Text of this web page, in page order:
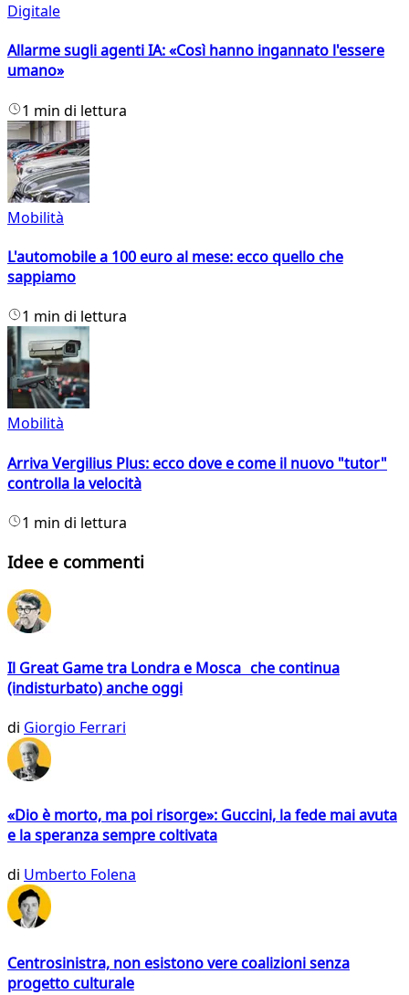
Digitale
Allarme sugli agenti IA: «Così hanno ingannato l'essere
umano»
1 min di lettura
Mobilità
L'automobile a 100 euro al mese: ecco quello che
sappiamo
1 min di lettura
Mobilità
Arriva Vergilius Plus: ecco dove e come il nuovo "tutor"
controlla la velocità
1 min di lettura
Idee e commenti
Il Great Game tra Londra e Mosca che continua
(indisturbato) anche oggi
di Giorgio Ferrari
«Dio è morto, ma poi risorge»: Guccini, la fede mai avuta
e la speranza sempre coltivata
di Umberto Folena
Centrosinistra, non esistono vere coalizioni senza
progetto culturale